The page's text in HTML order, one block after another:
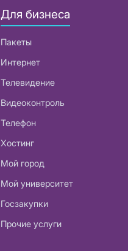
Для бизнеса
Пакеты
Интернет
Телевидение
Видеоконтроль
Телефон
Хостинг
Мой город
Мой университет
Госзакупки
Прочие услуги